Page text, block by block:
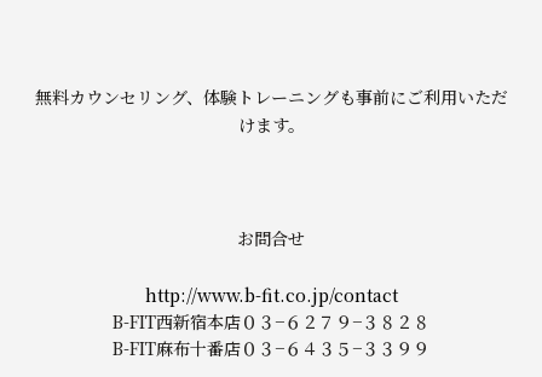
無料カウンセリング、体験トレーニングも事前にご利用いただ
けます。
お問合せ
http://www.b-fit.co.jp/contact
B-FIT西新宿本店０３−６２７９−３８２８
B-FIT麻布十番店０３−６４３５−３３９９